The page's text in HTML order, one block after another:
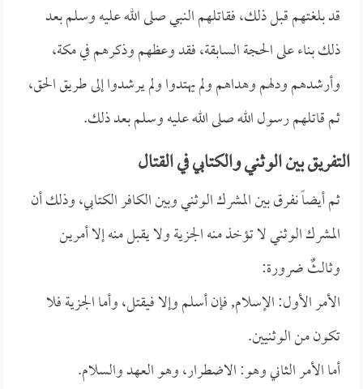
قد بلغتهم قبل ذلك، فقاتلهم النبي صلى الله عليه وسلم بعد
ذلك بناء على الحجة السابقة، فقد وعظهم وذكرهم في مكة،
وأرشدهم ودلهم وهداهم ولم يهتدوا ولم يرشدوا إلى طريق الحق،
ثم قاتلهم رسول الله صلى الله عليه وسلم بعد ذلك.
التفريق بين الوثني والكتابي في القتال
ثم أيضاً نفرق بين المشرك الوثني وبين الكافر الكتابي، وذلك أن
المشرك الوثني لا تؤخذ منه الجزية ولا يقبل منه إلا أمرين
وثالثٌ ضرورة:
الأمر الأول: الإسلام, فإن أسلم وإلا فيقتل، وأما الجزية فلا
تكون من الوثنيين.
أما الأمر الثاني وهو: الاضطرار، وهو العهد والسلام.